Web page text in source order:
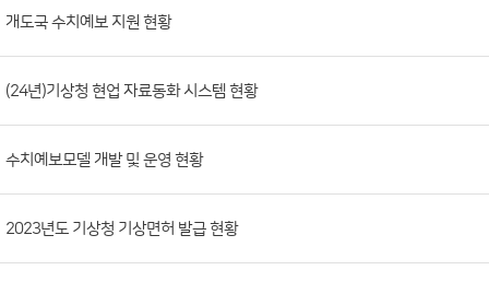
부
일,
조
회
개도국 수치예보 지원 현황
(24년)기상청 현업 자료동화 시스템 현황
수치예보모델 개발 및 운영 현황
2023년도 기상청 기상면허 발급 현황